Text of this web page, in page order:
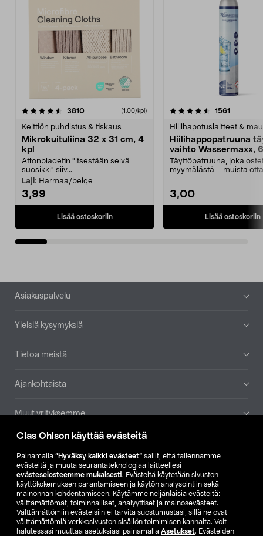
Clas Ohlson käyttää evästeitä
Painamalla ”Hyväksy kaikki evästeet” sallit, että tallennamme
evästeitä ja muuta seurantateknologiaa laitteellesi
evästeselosteemme mukaisesti. Evästeitä käytetään sivuston
käyttökokemuksen parantamiseen ja käytön analysointiin sekä
mainonnan kohdentamiseen. Käytämme neljänlaisia evästeitä:
välttämättömät, toiminnalliset, analyyttiset ja mainosevästeet.
Välttämättömiin evästeisiin ei tarvita suostumustasi, sillä ne ovat
välttämättömiä verkkosivuston sisällön toimimisen kannalta. Voit
halutessasi muuttaa asetuksiasi painamalla Asetukset. Evästeiden
3810arvostelut (1,00/kpl)
Keittiön puhdistus & tiskaus
Mikrokuituliina 32 x 31 cm, 4
kpl
Aftonbladetin "itsestään selvä
suosikki" siiv...
Laji: Harmaa/beige
3,99
Lisää ostoskoriin
4.5viidestä
1561
Hiilihapotuslaitteet &
Hiilihappopatruuna
vaihto Wassermaxx,
Täyttöpatruuna, joka
myymälästä – muista
3,00
Lisää ostoskoriin
4.5viidestä
Alatunniste
Asiakaspalvelu
Yleisiä kysymyksiä
Tietoa meistä
Ajankohtaista
Muut yrityksemme
Etsi myymälä
SE NO FI
FI SV